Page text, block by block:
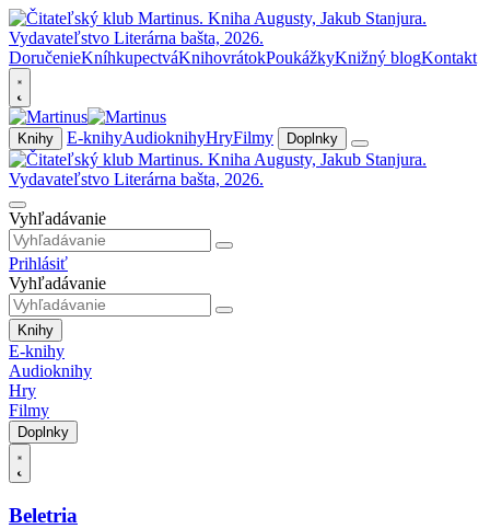
DoručenieKníhkupectváKnihovrátokPoukážkyKnižný blogKontakt
Knihy E-knihyAudioknihyHryFilmy Doplnky
Vyhľadávanie
Prihlásiť
Vyhľadávanie
Knihy
E-knihy
Audioknihy
Hry
Filmy
Doplnky
Beletria